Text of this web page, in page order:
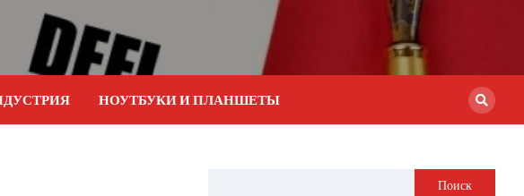
НОУТБУКИ И ПЛАНШЕТЫ
Поиск